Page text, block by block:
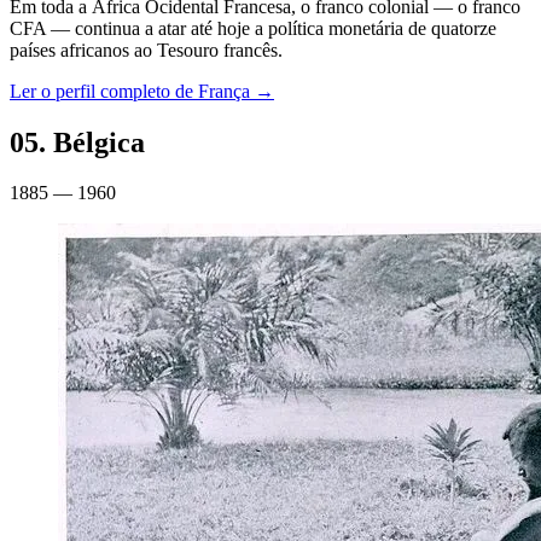
Em toda a África Ocidental Francesa, o franco colonial — o franco
CFA — continua a atar até hoje a política monetária de quatorze
países africanos ao Tesouro francês.
Ler o perfil completo de França →
05. Bélgica
1885 — 1960